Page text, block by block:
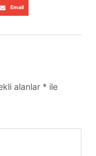
Email
alanlar * ile